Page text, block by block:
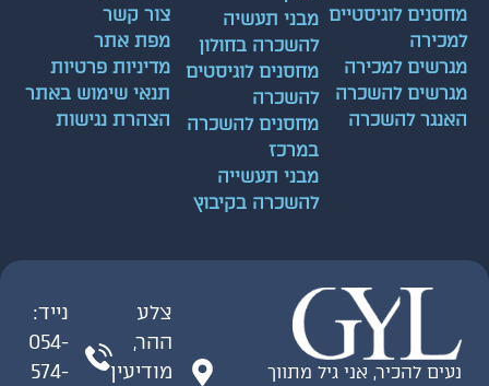
לוגיסטיים
למכירה
להשכרה
להשכרה
מבני תעשיה
להשכרה בחולון
מחסנים לוגיסטים
להשכרה
מחסנים להשכרה
במרכז
מבני תעשייה
להשכרה בקיבוץ
צור קשר
מפת אתר
מדיניות פרטיות
תנאי שימוש באתר
הצהרת נגישות
להכיר, אני גיל מתווך
ההר,
מודיעין
054-
574-